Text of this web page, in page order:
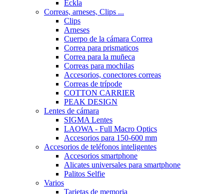
Eckla
Correas, arneses, Clips ...
Clips
Arneses
Cuerpo de la cámara Correa
Correa para prismaticos
Correa para la muñeca
Correas para mochilas
Accesorios, conectores correas
Correas de trípode
COTTON CARRIER
PEAK DESIGN
Lentes de cámara
SIGMA Lentes
LAOWA - Full Macro Optics
Accesorios para 150-600 mm
Accesorios de teléfonos inteligentes
Accesorios smartphone
Alicates universales para smartphone
Palitos Selfie
Varios
Tarjetas de memoria